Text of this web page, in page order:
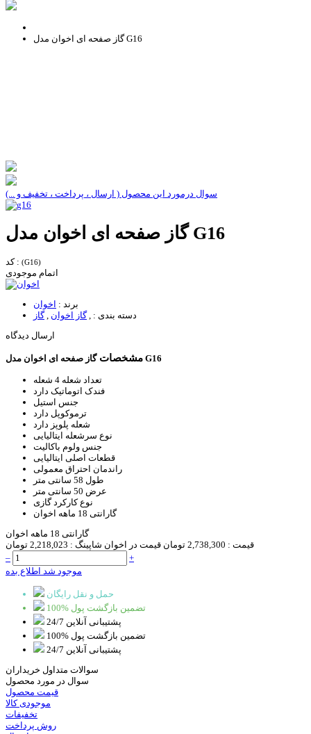
گاز صفحه ای اخوان مدل G16
سوال درمورد این محصول ( ارسال ، پرداخت ، تخفیف و ...)
گاز صفحه ای اخوان مدل G16
کد : (G16)
اتمام موجودی
برند : اخوان
دسته بندی : ,گاز اخوان ,گاز
ارسال دیدگاه
مشخصات گاز صفحه ای اخوان مدل G16
تعداد شعله 4 شعله
فندک اتوماتیک دارد
جنس استیل
ترموکوپل دارد
شعله پلوپز دارد
نوع سرشعله ایتالیایی
جنس ولوم باکالیت
قطعات اصلی ایتالیایی
راندمان احتراق معمولی
طول 58 سانتی متر
عرض 50 سانتی متر
نوع کارکردگازی
گارانتی 18 ماهه اخوان
گارانتی 18 ماهه اخوان
قیمت : 2,738,300 تومان قیمت در اخوان شاپینگ : 2,218,023 تومان
–
+
موجود شد اطلاع بده
حمل و نقل رایگان
100% تضمین بازگشت پول
پشتیبانی آنلاین 24/7
100% تضمین بازگشت پول
پشتیبانی آنلاین 24/7
سوالات متداول خریداران
سوال در مورد محصول
قیمت محصول
موجودی کالا
تخفیفات
روش پرداخت